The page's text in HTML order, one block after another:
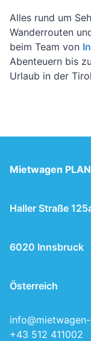
Alles rund um
Wanderrouten
beim Team von
Abenteuern bis
Urlaub in der
Mietwagen
Haller Straße
6020 Innsbruck
Österreich
+43 512 411002